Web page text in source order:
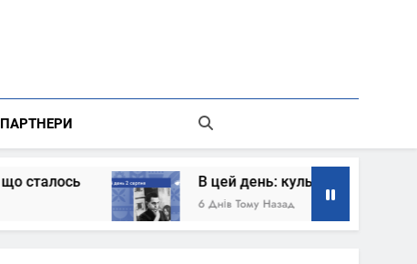
ПАРТНЕРИ
В цей день: культурні події 2 серпня – що сталось